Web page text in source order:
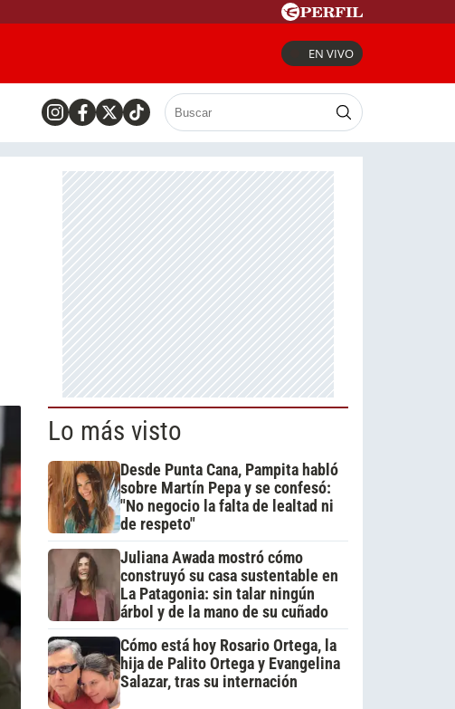
EN VIVO
Lo más visto
Desde Punta Cana, Pampita habló
sobre Martín Pepa y se confesó:
"No negocio la falta de lealtad ni
de respeto"
Juliana Awada mostró cómo
construyó su casa sustentable en
La Patagonia: sin talar ningún
árbol y de la mano de su cuñado
Cómo está hoy Rosario Ortega, la
hija de Palito Ortega y Evangelina
Salazar, tras su internación